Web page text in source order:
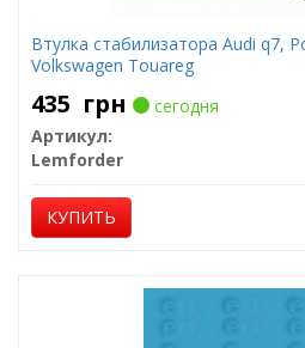
Втулка стабилизатора Audi q7,
Volkswagen Touareg
435 грн
сегодня
Артикул:
Lemforder
КУПИТЬ